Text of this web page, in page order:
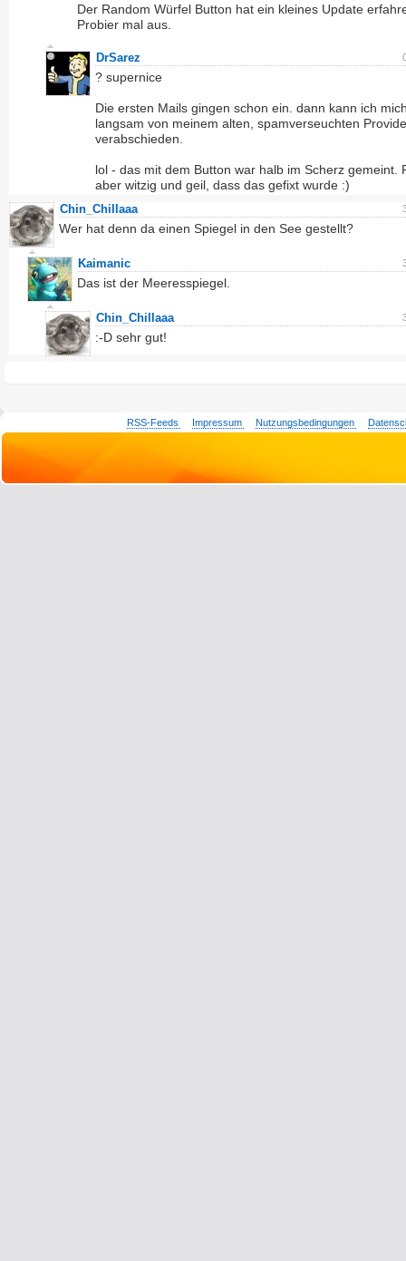
Der Random Würfel Button hat ein kleines Update
Probier mal aus.
DrSarez
? supernice
Die ersten Mails gingen schon ein. dann kann ich
langsam von meinem alten, spamverseuchten
verabschieden.
lol - das mit dem Button war halb im Scherz gemeint.
aber witzig und geil, dass das gefixt wurde :)
Chin_Chillaaa
Wer hat denn da einen Spiegel in den See gestellt?
Kaimanic
Das ist der Meeresspiegel.
Chin_Chillaaa
:-D sehr gut!
RSS-Feeds Impressum Nutzungsbedingungen